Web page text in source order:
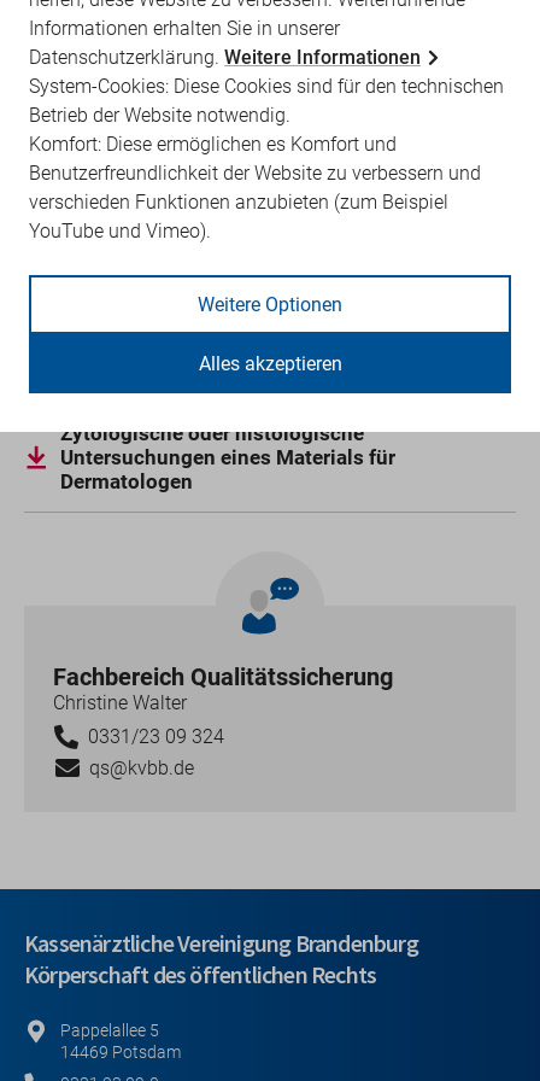
Antrag
ist formlos zu stellen
Rechtsgrundlage
EBM
Leistungen sind für Fachärzte für Haut- und
eine mindestens zweijährige dermatohistologische
Weiterbildung nachweisen können.
Informationsblatt
Zytologische oder histologische
Untersuchungen eines Materials für
Dermatologen
Fachbereich Qualitätssicherung
Christine Walter
0331/23 09 324
qs@kvbb.de
Kassenärztliche Vereinigung Brandenburg
Körperschaft des öffentlichen Rechts
Pappelallee 5
14469 Potsdam
Informationen erhalten Sie in unserer
Datenschutzerklärung. Weitere Informationen
System-Cookies: Diese Cookies sind für den technischen
Betrieb der Website notwendig.
Komfort: Diese ermöglichen es Komfort und
Benutzerfreundlichkeit der Website zu verbessern und
verschieden Funktionen anzubieten (zum Beispiel
YouTube und Vimeo).
Weitere Optionen
Alles akzeptieren